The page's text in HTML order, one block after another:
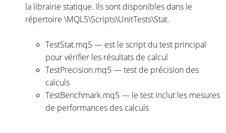
la librairie statique. Ils sont disponibles dans le
répertoire \MQL5\Scripts\UnitTests\Stat.
TestStat.mq5 — est le script du test principal
pour vérifier les résultats de calcul
TestPrecision.mq5 — test de précision des
calculs
TestBenchmark.mq5 — le test inclut les mesures
de performances des calculs